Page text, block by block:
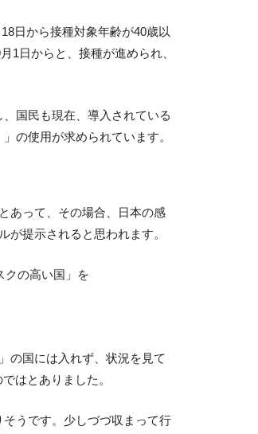
日から接種対象年齢が40歳以
1日からと、接種が進められ、
国民も現在、導入されている
の使用が求められています。
あって、その場合、日本の感
提示されると思われます。
クの高い国」を
の国には入れず、状況を見て
はとありました。
うです。少しづづ収まって行